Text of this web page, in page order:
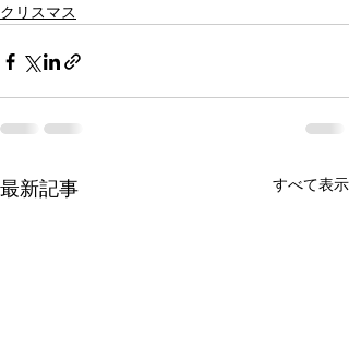
クリスマス
最新記事 すべて表示